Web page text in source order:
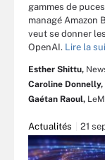
gammes de
managé Amazon
veut se donner
OpenAI. Lire la
Esther Shittu,
Caroline Donnelly,
Gaétan Raoul,
Actualités 21